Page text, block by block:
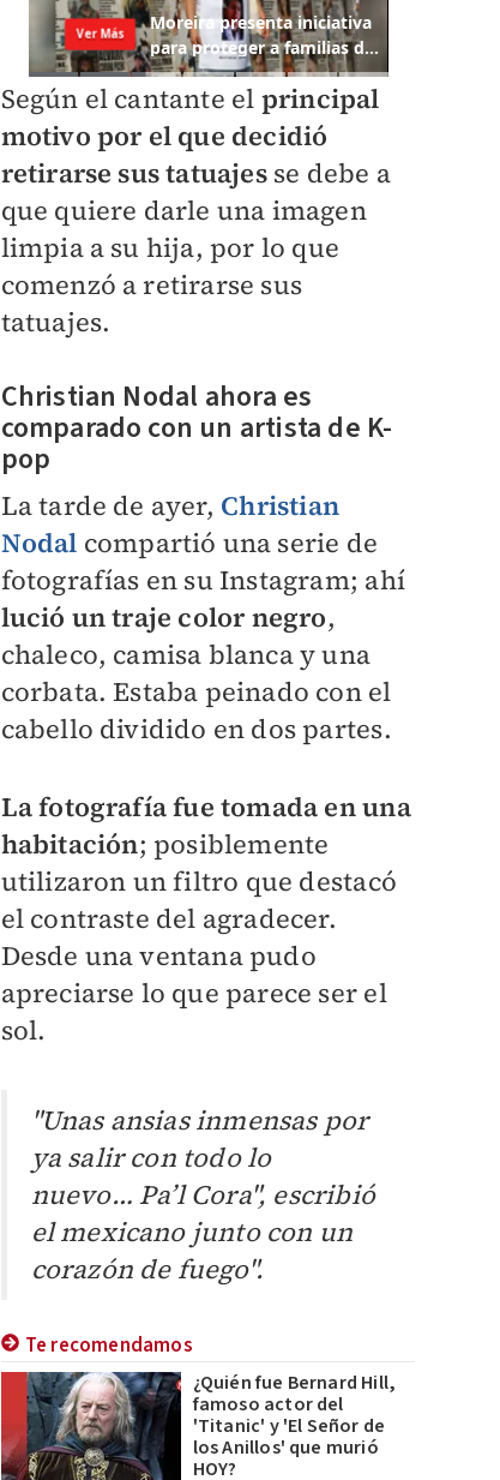
Según el cantante el principal
motivo por el que decidió
retirarse sus tatuajesse debe a
que quiere darle una imagen
limpia a su hija, por lo que
comenzó a retirarse sus
tatuajes.
Christian Nodal ahora es
comparado con un artista de K-
pop
La tarde de ayer, Christian
Nodal compartió una serie de
fotografías en su Instagram; ahí
lució un traje color negro,
chaleco, camisa blanca y una
corbata. Estaba peinado con el
cabello dividido en dos partes.
La fotografía fue tomada en una
habitación; posiblemente
utilizaron un filtro que destacó
el contraste del agradecer.
Desde una ventana pudo
apreciarse lo que parece ser el
sol.
"Unas ansias inmensas por
ya salir con todo lo
nuevo… Pa’l Cora", escribió
el mexicano junto con un
corazón de fuego".
Te recomendamos
¿Quién fue Bernard Hill,
famoso actor del
'Titanic' y 'El Señor de
los Anillos' que murió
HOY?